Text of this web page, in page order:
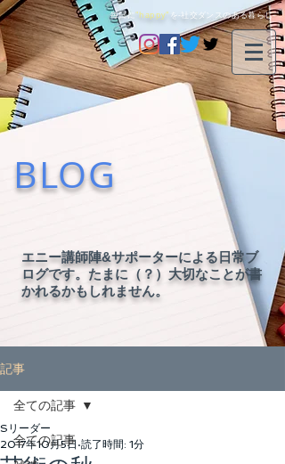
毎日に"happy" を-社交ダンスのある暮らし-
BLOG
エニー講師陣&サポーターによる日常ブ
ログです。たまに（？）大切なことが書
かれるかもしれません。
記事
全ての記事
全ての記事
Sリーダー
2017年10月5日 読了時間: 1分